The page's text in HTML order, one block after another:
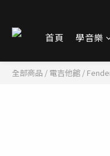
首頁 學音樂
全部商品 / 電吉他館 /